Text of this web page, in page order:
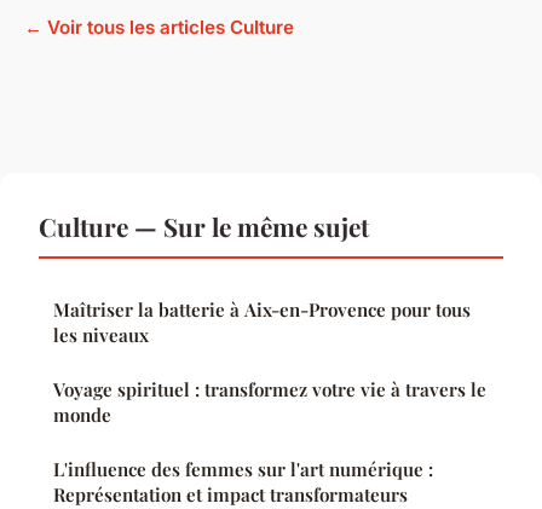
← Voir tous les articles Culture
Culture — Sur le même sujet
Maîtriser la batterie à Aix-en-Provence pour tous
les niveaux
Voyage spirituel : transformez votre vie à travers le
monde
L'influence des femmes sur l'art numérique :
Représentation et impact transformateurs